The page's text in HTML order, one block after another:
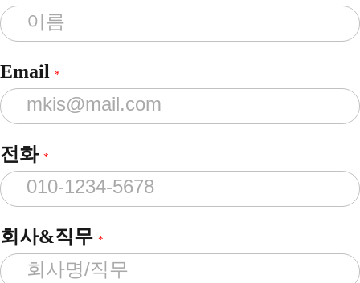
Email *
전화 *
회사&직무 *